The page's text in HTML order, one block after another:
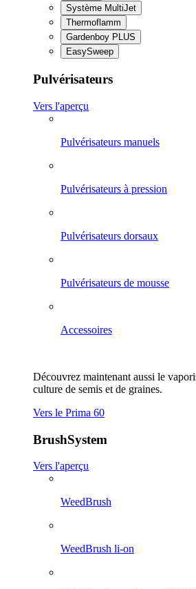
Système MultiJet
Thermoflamm
Gardenboy PLUS
EasySweep
Pulvérisateurs
Vers l'aperçu
Pulvérisateurs manuels
Pulvérisateurs à pression
Pulvérisateurs dorsaux
Pulvérisateurs de mousse
Accessoires
Découvrez maintenant aussi le
culture de semis et de graines.
Vers le Prima 60
BrushSystem
Vers l'aperçu
WeedBrush
WeedBrush li-on